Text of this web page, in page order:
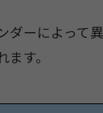
ダーによって
す。